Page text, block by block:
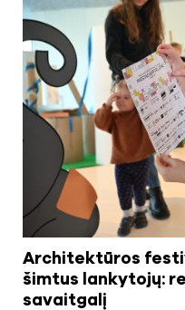
Architektūros
šimtus lankytojų:
savaitgalį